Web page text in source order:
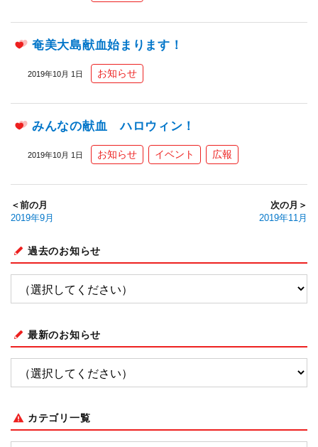
奄美大島献血始まります！
2019年10月 1日 お知らせ
みんなの献血 ハロウィン！
2019年10月 1日 お知らせ イベント 広報
＜前の月
2019年9月
次の月＞
2019年11月
過去のお知らせ
最新のお知らせ
カテゴリ一覧